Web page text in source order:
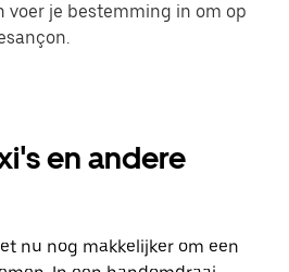
voer je bestemming in om op
en andere
nu nog makkelijker om een